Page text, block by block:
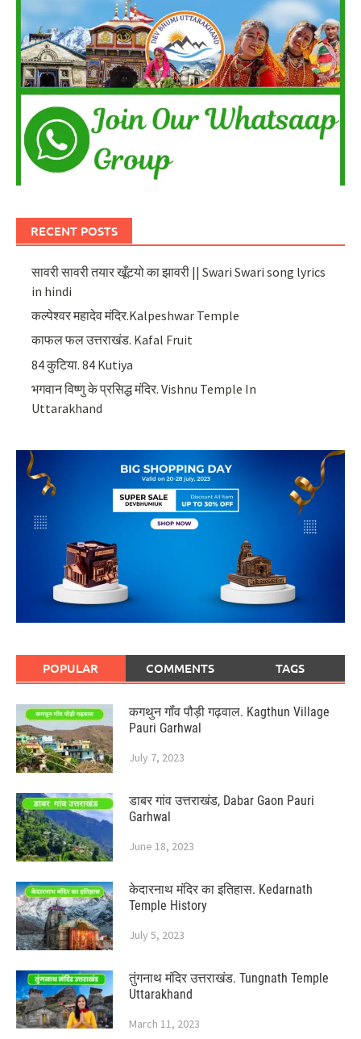
RECENT POSTS
सावरी सावरी तयार खूँटयो का झावरी || Swari Swari song lyrics
in hindi
कल्पेश्वर महादेव मंदिर.Kalpeshwar Temple
काफल फल उत्तराखंड. Kafal Fruit
84 कुटिया. 84 Kutiya
भगवान विष्णु के प्रसिद्ध मंदिर. Vishnu Temple In
Uttarakhand
POPULAR COMMENTS TAGS
कगथुन गॉंव पौड़ी गढ़वाल. Kagthun Village
Pauri Garhwal
July 7, 2023
डाबर गांव उत्तराखंड, Dabar Gaon Pauri
Garhwal
June 18, 2023
केदारनाथ मंदिर का इतिहास. Kedarnath
Temple History
July 5, 2023
तुंगनाथ मंदिर उत्तराखंड. Tungnath Temple
Uttarakhand
March 11, 2023